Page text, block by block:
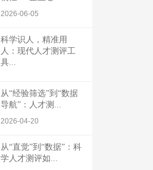
2026-06-05
科学识人，精准用
人：现代人才测评工
具...
从“经验筛选”到“数据
导航”：人才测...
2026-04-20
从“直觉”到“数据”：科
学人才测评如...